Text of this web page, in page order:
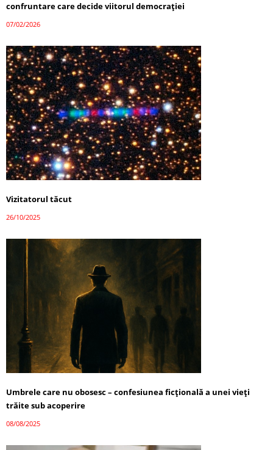
confruntare care decide viitorul democrației
07/02/2026
Vizitatorul tăcut
26/10/2025
Umbrele care nu obosesc – confesiunea ficțională a unei vieți
trăite sub acoperire
08/08/2025